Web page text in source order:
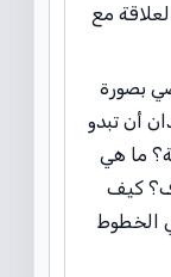
مع
بصورة
أن تبدو
ما هي
كيف
الخطوط